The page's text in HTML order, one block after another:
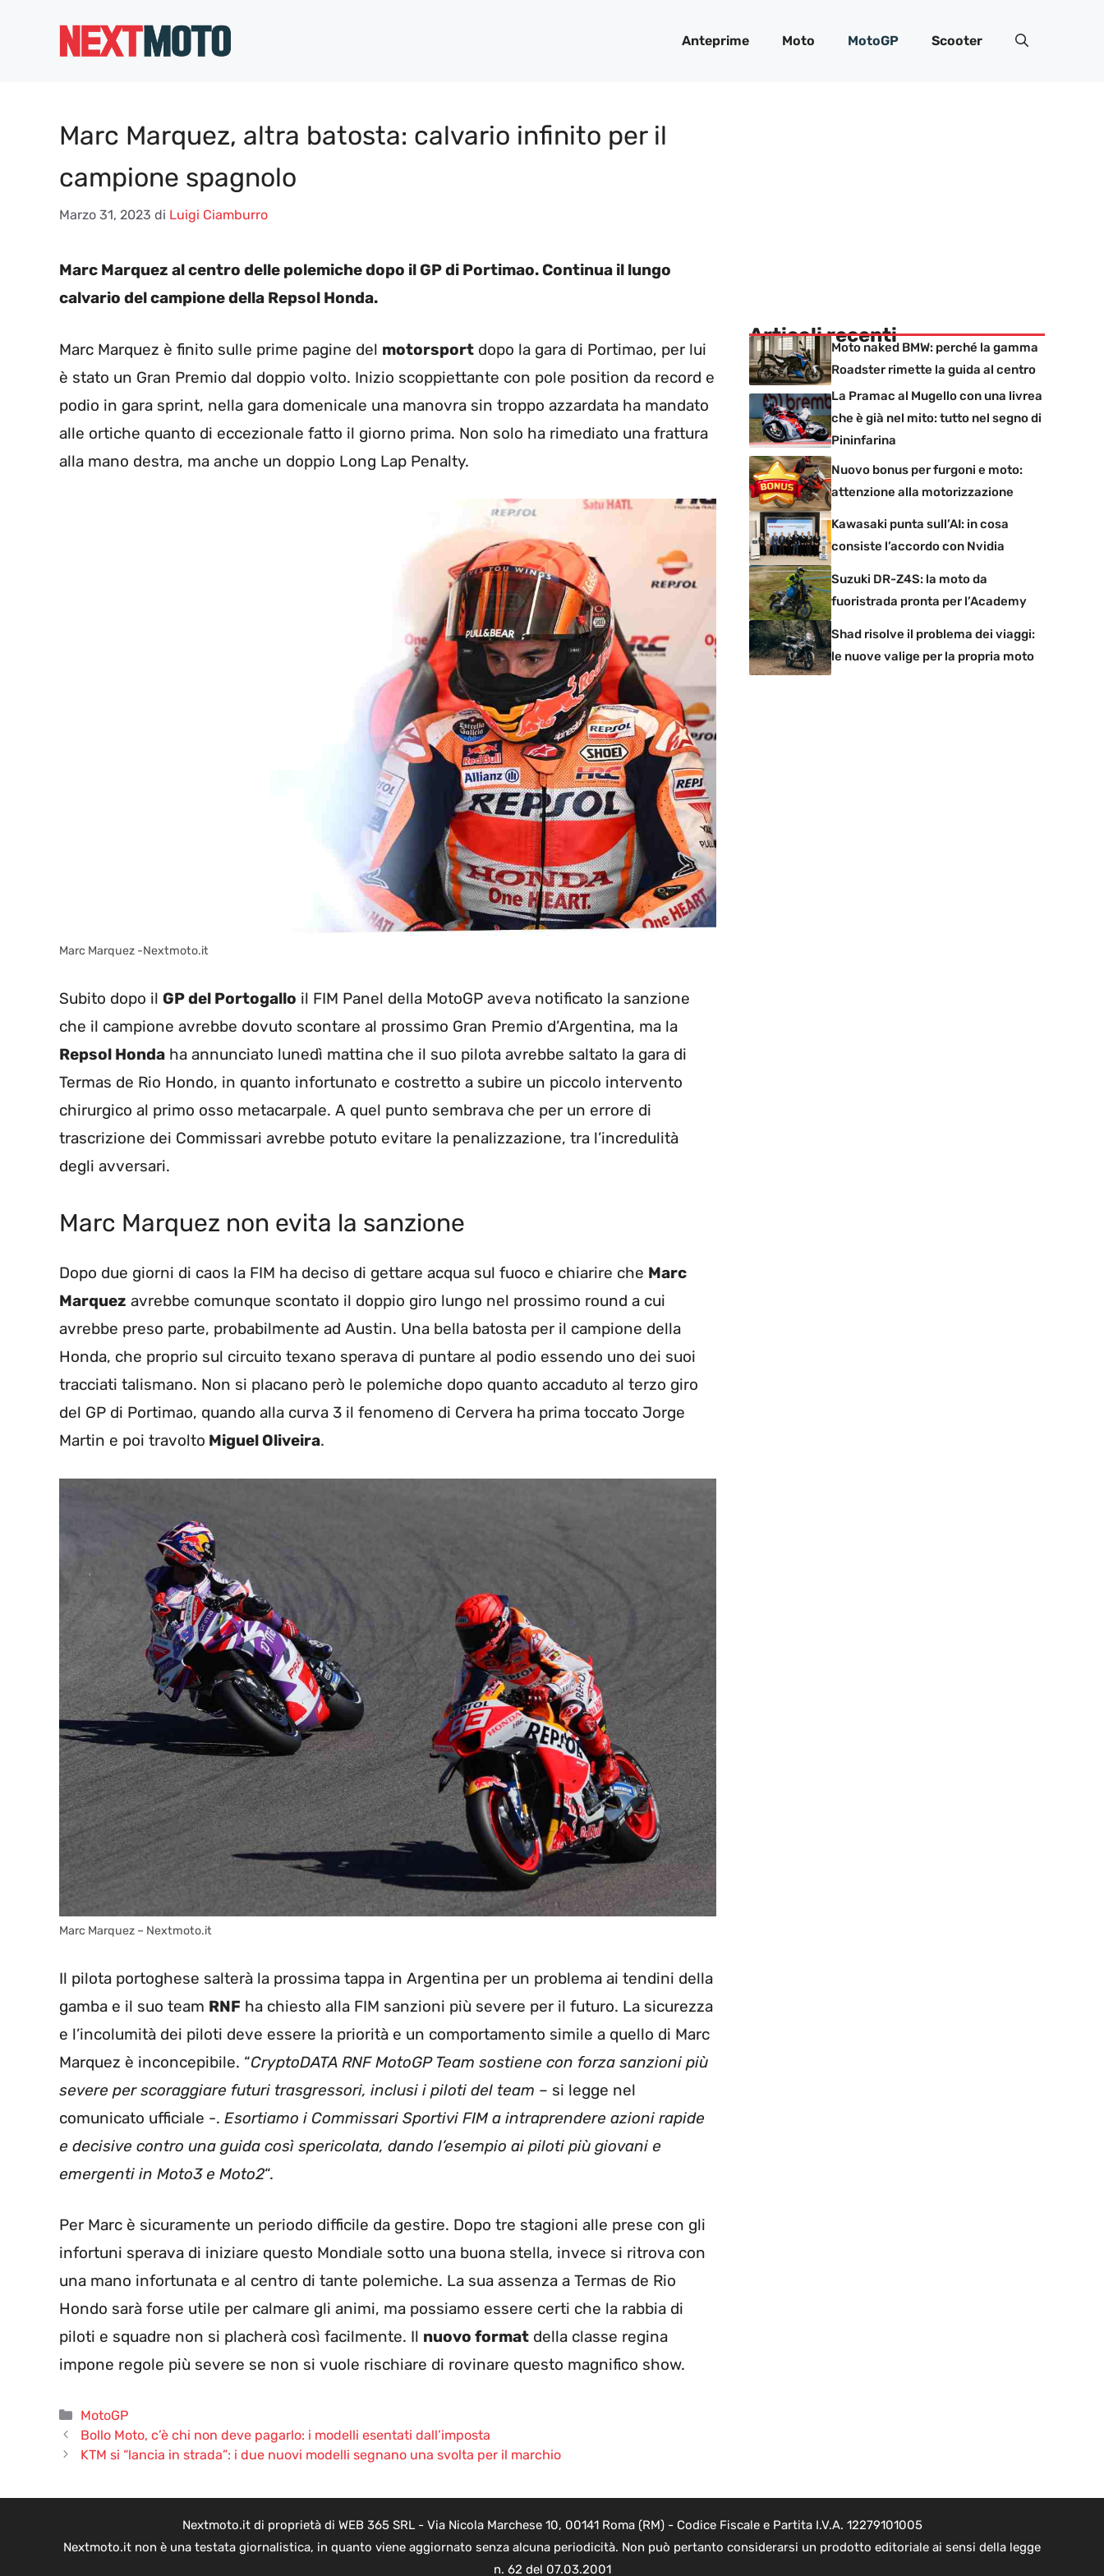
Anteprime Moto MotoGP Scooter
Marc Marquez, altra batosta: calvario infinito per il
campione spagnolo
Marzo 31, 2023 di Luigi Ciamburro
Marc Marquez al centro delle polemiche dopo il GP di Portimao. Continua il lungo
calvario del campione della Repsol Honda.
Marc Marquez è finito sulle prime pagine del motorsport dopo la gara di Portimao, per lui
è stato un Gran Premio dal doppio volto. Inizio scoppiettante con pole position da record e
podio in gara sprint, nella gara domenicale una manovra sin troppo azzardata ha mandato
alle ortiche quanto di eccezionale fatto il giorno prima. Non solo ha rimediato una frattura
alla mano destra, ma anche un doppio Long Lap Penalty.
Marc Marquez -Nextmoto.it
Subito dopo il GP del Portogallo il FIM Panel della MotoGP aveva notificato la sanzione
che il campione avrebbe dovuto scontare al prossimo Gran Premio d’Argentina, ma la
Repsol Honda ha annunciato lunedì mattina che il suo pilota avrebbe saltato la gara di
Termas de Rio Hondo, in quanto infortunato e costretto a subire un piccolo intervento
chirurgico al primo osso metacarpale. A quel punto sembrava che per un errore di
trascrizione dei Commissari avrebbe potuto evitare la penalizzazione, tra l’incredulità
degli avversari.
Marc Marquez non evita la sanzione
Dopo due giorni di caos la FIM ha deciso di gettare acqua sul fuoco e chiarire che Marc
Marquez avrebbe comunque scontato il doppio giro lungo nel prossimo round a cui
avrebbe preso parte, probabilmente ad Austin. Una bella batosta per il campione della
Honda, che proprio sul circuito texano sperava di puntare al podio essendo uno dei suoi
tracciati talismano. Non si placano però le polemiche dopo quanto accaduto al terzo giro
del GP di Portimao, quando alla curva 3 il fenomeno di Cervera ha prima toccato Jorge
Martin e poi travolto Miguel Oliveira.
Marc Marquez – Nextmoto.it
Il pilota portoghese salterà la prossima tappa in Argentina per un problema ai tendini della
gamba e il suo team RNF ha chiesto alla FIM sanzioni più severe per il futuro. La sicurezza
e l’incolumità dei piloti deve essere la priorità e un comportamento simile a quello di Marc
Marquez è inconcepibile. “CryptoDATA RNF MotoGP Team sostiene con forza sanzioni più
severe per scoraggiare futuri trasgressori, inclusi i piloti del team – si legge nel
comunicato ufficiale -. Esortiamo i Commissari Sportivi FIM a intraprendere azioni rapide
e decisive contro una guida così spericolata, dando l’esempio ai piloti più giovani e
emergenti in Moto3 e Moto2“.
Per Marc è sicuramente un periodo difficile da gestire. Dopo tre stagioni alle prese con gli
infortuni sperava di iniziare questo Mondiale sotto una buona stella, invece si ritrova con
una mano infortunata e al centro di tante polemiche. La sua assenza a Termas de Rio
Hondo sarà forse utile per calmare gli animi, ma possiamo essere certi che la rabbia di
piloti e squadre non si placherà così facilmente. Il nuovo format della classe regina
impone regole più severe se non si vuole rischiare di rovinare questo magnifico show.
Categorie
MotoGP
Bollo Moto, c’è chi non deve pagarlo: i modelli esentati dall’imposta
KTM si “lancia in strada”: i due nuovi modelli segnano una svolta per il marchio
Articoli recenti
Moto naked BMW: perché la gamma
Roadster rimette la guida al centro
La Pramac al Mugello con una livrea
che è già nel mito: tutto nel segno di
Pininfarina
Nuovo bonus per furgoni e moto:
attenzione alla motorizzazione
Kawasaki punta sull’AI: in cosa
consiste l’accordo con Nvidia
Suzuki DR-Z4S: la moto da
fuoristrada pronta per l’Academy
Shad risolve il problema dei viaggi:
le nuove valige per la propria moto
Nextmoto.it di proprietà di WEB 365 SRL - Via Nicola Marchese 10, 00141 Roma (RM) - Codice Fiscale e Partita I.V.A. 12279101005
Nextmoto.it non è una testata giornalistica, in quanto viene aggiornato senza alcuna periodicità. Non può pertanto considerarsi un prodotto editoriale ai sensi della legge
n. 62 del 07.03.2001